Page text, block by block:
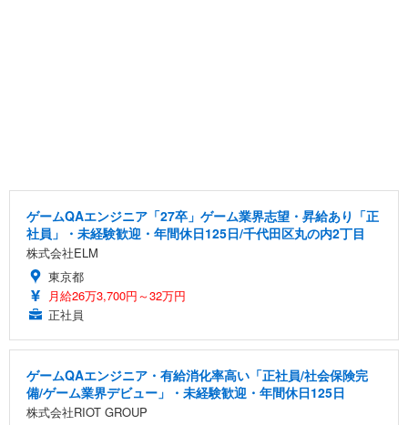
ゲームQAエンジニア「27卒」ゲーム業界志望・昇給あり「正
社員」・未経験歓迎・年間休日125日/千代田区丸の内2丁目
株式会社ELM
東京都
月給26万3,700円～32万円
正社員
ゲームQAエンジニア・有給消化率高い「正社員/社会保険完
備/ゲーム業界デビュー」・未経験歓迎・年間休日125日
株式会社RIOT GROUP